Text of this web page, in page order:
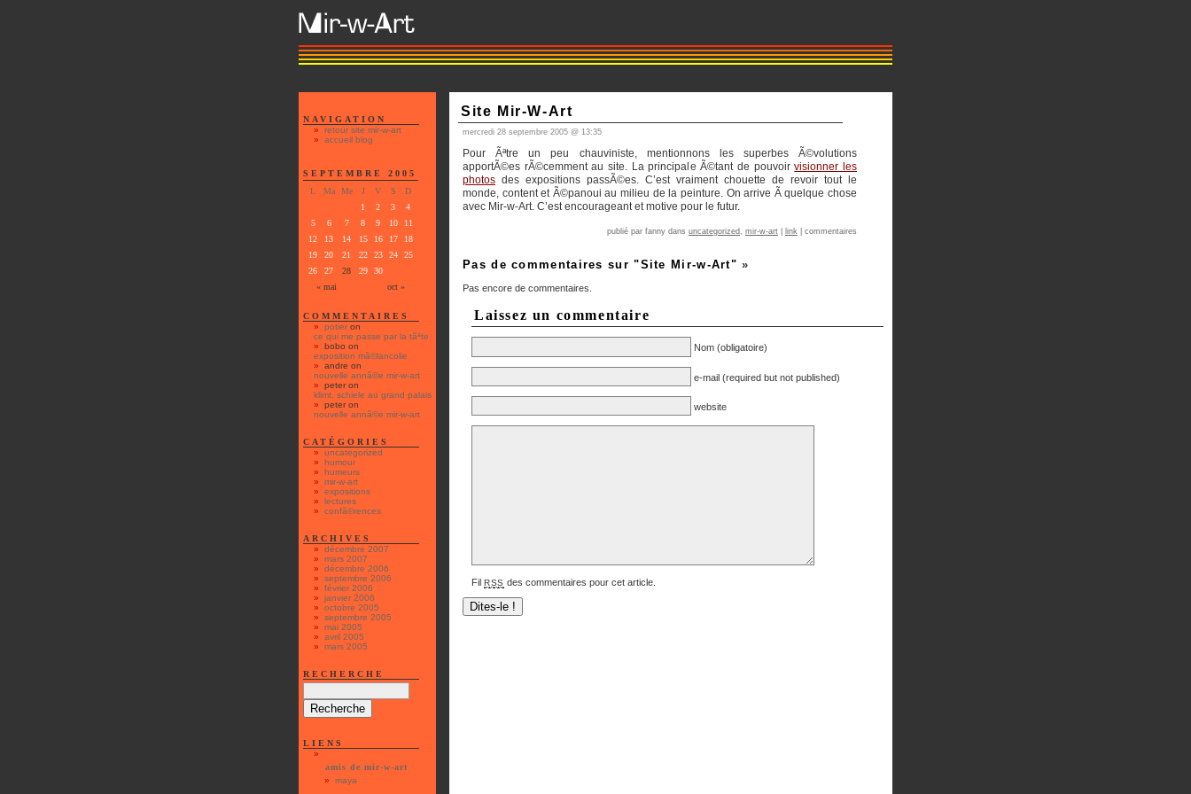
Site Mir-W-Art
mercredi 28 septembre 2005 @ 13:35
Pour Ãªtre un peu chauviniste, mentionnons les superbes Ã©volutions
apportÃ©es rÃ©cemment au site. La principale Ã©tant de pouvoirvisionner les
photos des expositions passÃ©es. C’est vraiment chouette de revoir tout le
monde, content et Ã©panoui au milieu de la peinture. On arrive Ã quelque chose
avec Mir-w-Art. C’est encourageant et motive pour le futur.
publié par fanny dans uncategorized, mir-w-art link | commentaires
Pas de commentaires sur "Site Mir-w-Art"»
Pas encore de commentaires.
Laissez un commentaire
Nom (obligatoire)
e-mail (required but not published)
website
Fil RSS des commentaires pour cet article.
NAVIGATION
retour site mir-w-art
accueil blog
SEPTEMBRE 2005
L
Ma Me J V S D
« mai oct »
1 2 3
4
5
6 7 8 9 10
11
12
13 14 15 16 17
18
19
20 21 22 23 24
25
26
27 28 29 30
COMMENTAIRES
potier on
ce qui me passe par la tãªte
bobo on
exposition mã©lancolie
andre on
nouvelle annã©e mir-w-art
peteron
klimt, schiele au grand palais
peteron
nouvelle annã©e mir-w-art
CATÉGORIES
uncategorized
humour
humeurs
mir-w-art
expositions
lectures
confã©rences
ARCHIVES
décembre 2007
mars 2007
décembre 2006
septembre 2006
février 2006
janvier 2006
octobre 2005
septembre 2005
mai 2005
avril 2005
mars 2005
RECHERCHE
LIENS
amis de mir-w-art
maya